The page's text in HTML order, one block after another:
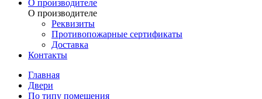
О производителе
О производителе
Реквизиты
Противопожарные сертификаты
Доставка
Контакты
Главная
Двери
По типу помещения